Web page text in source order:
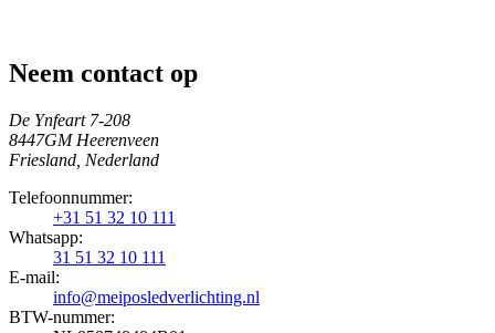
Neem contact op
De Ynfeart 7-208
8447GM Heerenveen
Friesland, Nederland
Telefoonnummer:
+31 51 32 10 111
Whatsapp:
31 51 32 10 111
E-mail:
info@meiposledverlichting.nl
BTW-nummer: